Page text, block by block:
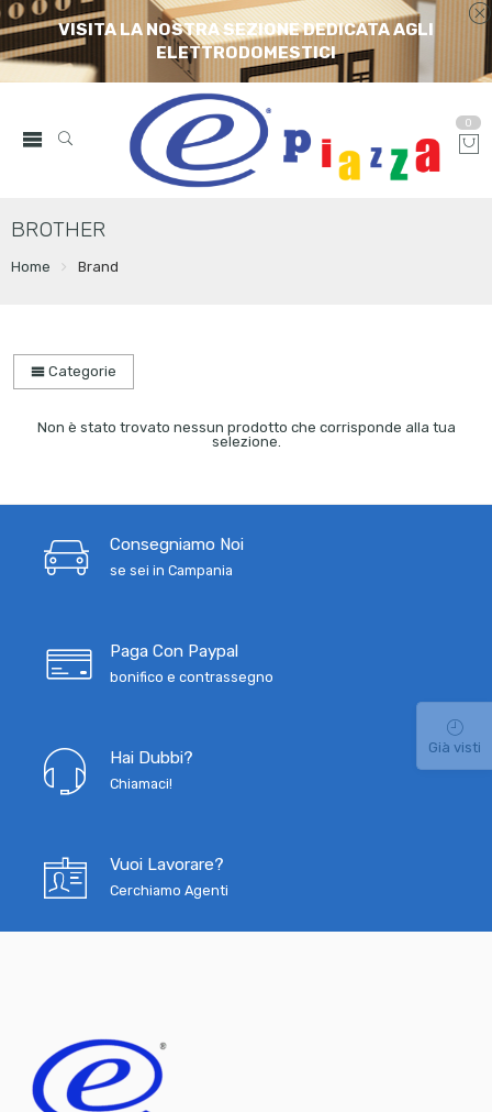
VISITA LA NOSTRA SEZIONE DEDICATA AGLI
ELETTRODOMESTICI
0
BROTHER
Home Brand
Categorie
Non è stato trovato nessun prodotto che corrisponde alla tua
selezione.
Consegniamo Noi
se sei in Campania
Paga Con Paypal
bonifico e contrassegno
Hai Dubbi?
Chiamaci!
Vuoi Lavorare?
Cerchiamo Agenti
Già visti